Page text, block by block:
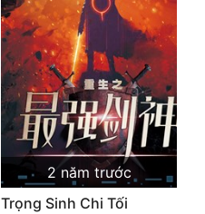
2 năm trước
Trọng Sinh Chi Tối